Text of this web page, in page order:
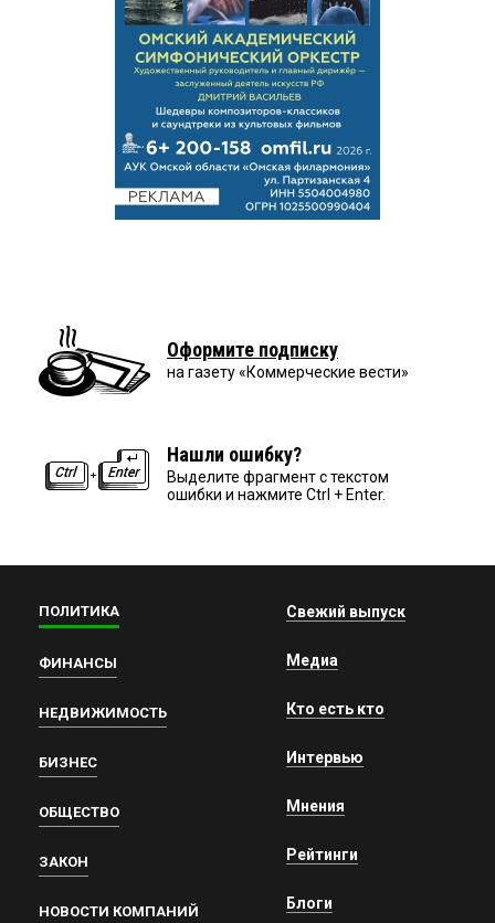
Оформите подписку
на газету «Коммерческие вести»
Нашли ошибку?
Выделите фрагмент с текстом
ошибки и нажмите Ctrl + Enter.
ПОЛИТИКА
ФИНАНСЫ
НЕДВИЖИМОСТЬ
БИЗНЕС
ОБЩЕСТВО
ЗАКОН
НОВОСТИ КОМПАНИЙ
Свежий выпуск
Медиа
Кто есть кто
Интервью
Мнения
Рейтинги
Блоги